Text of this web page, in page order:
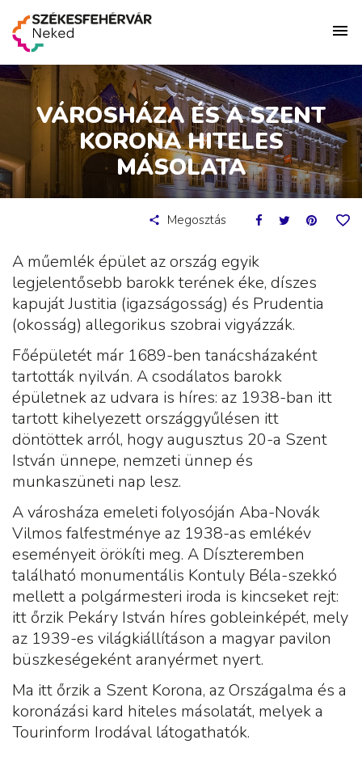
VÁROSHÁZA ÉS A SZENT
KORONA HITELES
MÁSOLATA
Megosztás
A műemlék épület az ország egyik
legjelentősebb barokk terének éke, díszes
kapuját Justitia (igazságosság) és Prudentia
(okosság) allegorikus szobrai vigyázzák.
Főépületét már 1689-ben tanácsházaként
tartották nyilván. A csodálatos barokk
épületnek az udvara is híres: az 1938-ban itt
tartott kihelyezett országgyűlésen itt
döntöttek arról, hogy augusztus 20-a Szent
István ünnepe, nemzeti ünnep és
munkaszüneti nap lesz.
A városháza emeleti folyosóján Aba-Novák
Vilmos falfestménye az 1938-as emlékév
eseményeit örökíti meg. A Díszteremben
található monumentális Kontuly Béla-szekkó
mellett a polgármesteri iroda is kincseket rejt:
itt őrzik Pekáry István híres gobleinképét, mely
az 1939-es világkiállításon a magyar pavilon
büszkeségeként aranyérmet nyert.
Ma itt őrzik a Szent Korona, az Országalma és a
koronázási kard hiteles másolatát, melyek a
Tourinform Irodával látogathatók.